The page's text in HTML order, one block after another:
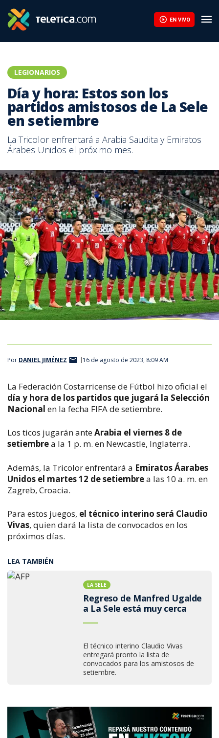
EN VIVO
LEGIONARIOS
Día y hora: Estos son los
partidos amistosos de La Sele
en setiembre
La Tricolor enfrentará a Arabia Saudita y Emiratos
Árabes Unidos el próximo mes.
Por DANIEL JIMÉNEZ 16 de agosto de 2023, 8:09 AM
La Federación Costarricense de Fútbol hizo oficial el
día y hora de los partidos que jugará la Selección
Nacional en la fecha FIFA de setiembre.
Los ticos jugarán anteArabia el viernes 8 de
setiembrea la 1 p. m. en Newcastle, Inglaterra.
Además, la Tricolor enfrentará a Emiratos Áarabes
Unidos el martes 12 de setiembrea las 10 a. m. en
Zagreb, Croacia.
Para estos juegos, el técnico interino será Claudio
Vivas, quien dará la lista de convocados en los
próximos días.
LEA TAMBIÉN
LA SELE
Regreso de Manfred Ugalde
a La Sele está muy cerca
El técnico interino Claudio Vivas
entregará pronto la lista de
convocados para los amistosos de
setiembre.